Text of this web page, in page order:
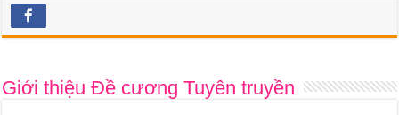
Giới thiệu Đề cương Tuyên truyền